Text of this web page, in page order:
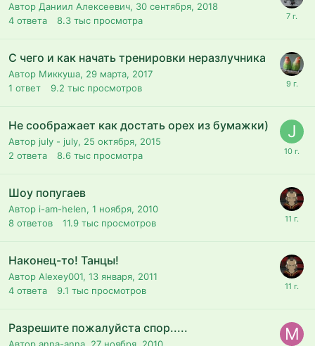
Автор Даниил Алексеевич, 30 сентября, 2018
4 ответа 8.3 тыс просмотра
С чего и как начать тренировки неразлучника
Автор Миккуша, 29 марта, 2017
1 ответ 9.2 тыс просмотров
Не соображает как достать орех из бумажки)
Автор july - july, 25 октября, 2015
2 ответа 8.6 тыс просмотра
Шоу попугаев
Автор i-am-helen, 1 ноября, 2010
8 ответов 11.9 тыс просмотров
Наконец-то! Танцы!
Автор Alexey001, 13 января, 2011
4 ответа 9.1 тыс просмотров
Разрешите пожалуйста спор.....